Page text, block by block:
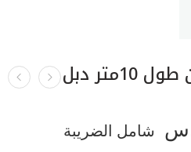
حزام رفع ثقيل 10طن طول 10متر دبل
شامل الضريبة